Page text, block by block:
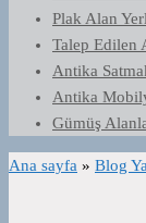
Plak Alan
Talep Edilen
Antika
Antika
Gümüş
Ana sayfa » Blog